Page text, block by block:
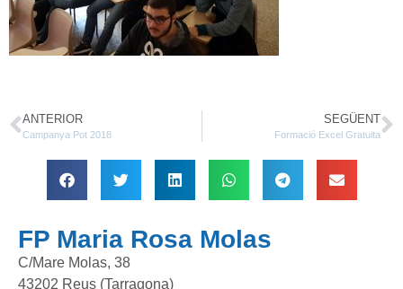
ANTERIOR
Campanya Pot 2018
SEGÜENT
Formació Excel Gratuita
FP Maria Rosa Molas
C/Mare Molas, 38
43202 Reus (Tarragona)